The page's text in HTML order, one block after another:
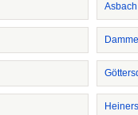
Asbach